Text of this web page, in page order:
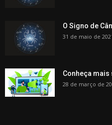
O Signo de
31 de maio de
Conheça mais
28 de março de